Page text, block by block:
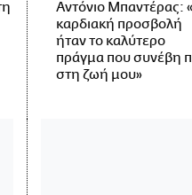
Αντόνιο Μπαντέρας:
καρδιακή προσβολή
ήταν το καλύτερο
πράγμα που συνέβη
στη ζωή μου»